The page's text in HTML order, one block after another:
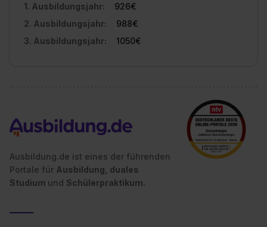
1. Ausbildungsjahr:
926€
2. Ausbildungsjahr:
988€
3. Ausbildungsjahr:
1050€
Ausbildung.de ist eines der führenden
Portale für Ausbildung, duales
Studium und Schülerpraktikum.